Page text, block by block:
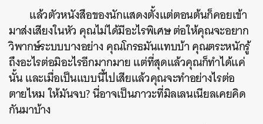
แล้วตัวหนังสือของนักแสดงตั้งแต่ตอนต้นก็คอยเข้า
มาส่งเสียงในหัว คุณไม่ได้มีอะไรพิเศษ ต่อให้คุณจะอยาก
วิพากษ์ระบบบางอย่าง คุณโกรธมันแทบบ้า คุณตระหนักรู้
ถึงอะไรต่อมิอะไรอีกมากมาย แต่ที่สุดแล้วคุณก็ทำได้แค่
นั้น และเมื่อเป็นแบบนี้ไปเสียแล้วคุณจะทำอย่างไรต่อ
ตายไหม ให้มันจบ? นี่อาจเป็นภาวะที่มิลเลนเนียลเคยคิด
กันมาบ้าง